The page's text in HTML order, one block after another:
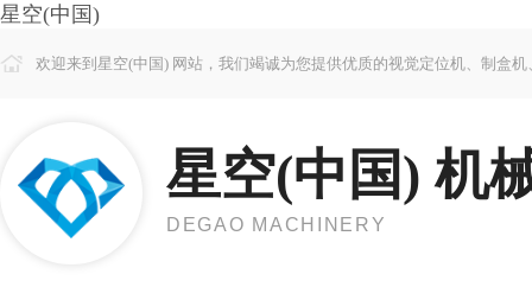
星空(中国)
欢迎来到星空(中国) 网站，我们竭诚为您提供优质的视觉定位机、制盒
星空(中国) 机
DEGAO MACHINERY